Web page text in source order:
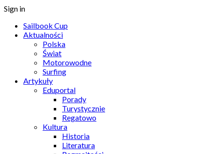
Sign in
Sailbook Cup
Aktualności
Polska
Świat
Motorowodne
Surfing
Artykuły
Eduportal
Porady
Turystycznie
Regatowo
Kultura
Historia
Literatura